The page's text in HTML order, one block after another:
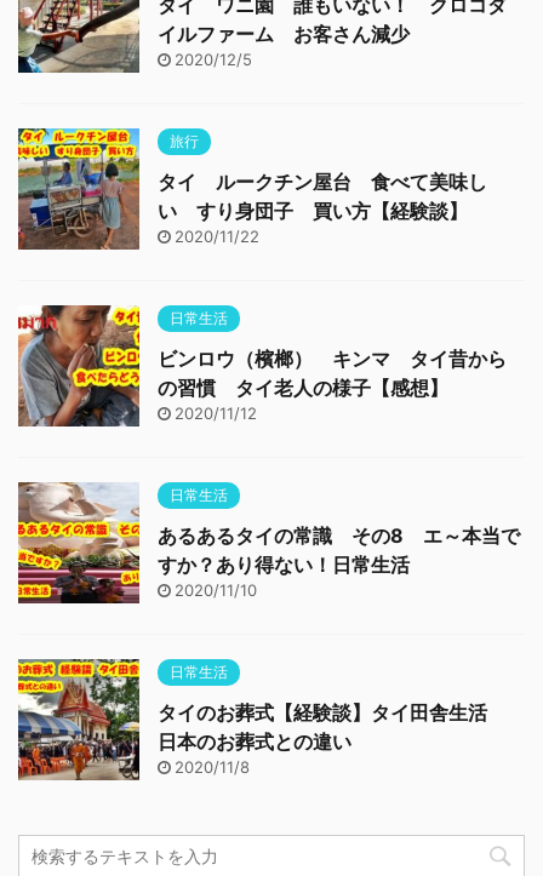
タイ ワニ園 誰もいない！ クロコダ
イルファーム お客さん減少
2020/12/5
旅行
タイ ルークチン屋台 食べて美味し
い すり身団子 買い方【経験談】
2020/11/22
日常生活
ビンロウ（檳榔） キンマ タイ昔から
の習慣 タイ老人の様子【感想】
2020/11/12
日常生活
あるあるタイの常識 その8 エ～本当で
すか？あり得ない！日常生活
2020/11/10
日常生活
タイのお葬式【経験談】タイ田舎生活
日本のお葬式との違い
2020/11/8